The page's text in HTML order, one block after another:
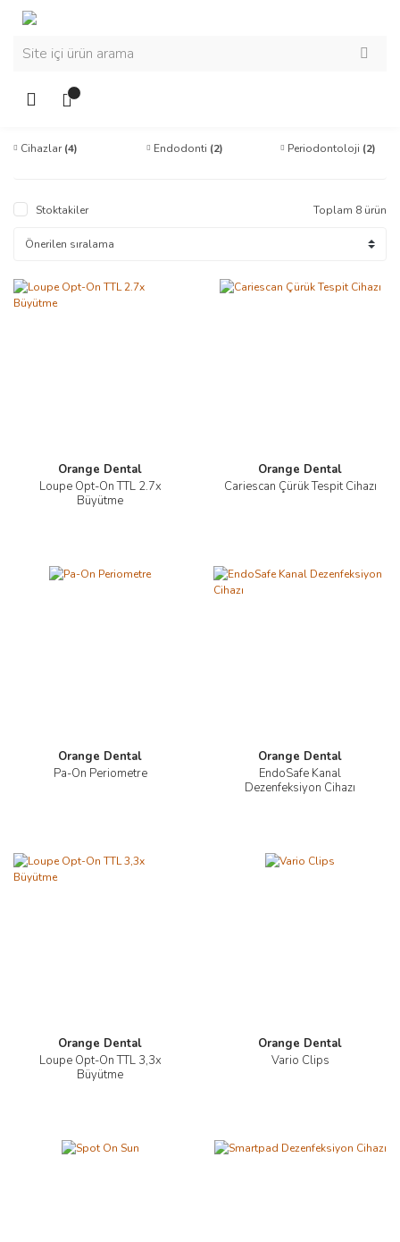
Cihazlar(4) Endodonti (2) Periodontoloji (2)
Stoktakiler Toplam 8 ürün
Orange Dental
Loupe Opt-On TTL 2.7x
Büyütme
Orange Dental
Cariescan Çürük Tespit Cihazı
Orange Dental
Pa-On Periometre
Orange Dental
EndoSafe Kanal
Dezenfeksiyon Cihazı
Orange Dental
Loupe Opt-On TTL 3,3x
Büyütme
Orange Dental
Vario Clips